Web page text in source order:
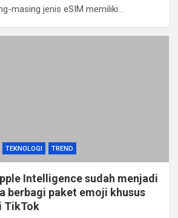
masing jenis eSIM memiliki…
TEKNOLOGI TREND
Intelligence sudah menjadi
berbagi paket emoji khusus
TikTok